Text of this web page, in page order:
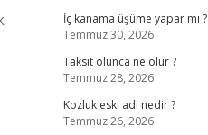
İç kanama üşüme yapar mı ?
Temmuz 30, 2026
Taksit olunca ne olur ?
Temmuz 28, 2026
Kozluk eski adı nedir ?
Temmuz 26, 2026